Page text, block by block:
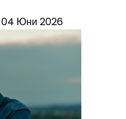
04 Юни 2026